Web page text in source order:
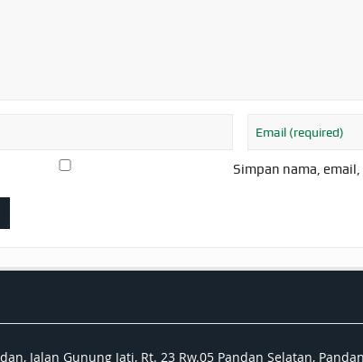
Simpan nama,
Jalan Gunung Jati, Rt. 23 Rw.05 Pandan Selatan, Pandan